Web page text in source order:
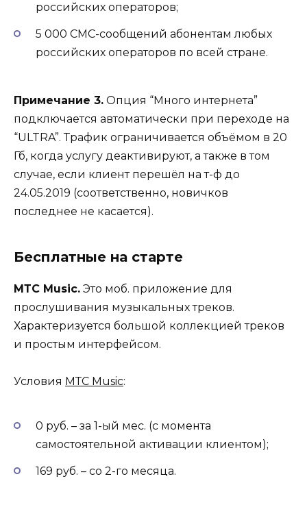
российских операторов;
5 000 СМС-сообщений абонентам любых
российских операторов по всей стране.
Примечание 3. Опция “Много интернета”
подключается автоматически при переходе на
“ULTRA”. Трафик ограничивается объёмом в 20
Гб, когда услугу деактивируют, а также в том
случае, если клиент перешёл на т-ф до
24.05.2019 (соответственно, новичков
последнее не касается).
Бесплатные на старте
МТС Music. Это моб. приложение для
прослушивания музыкальных треков.
Характеризуется большой коллекцией треков
и простым интерфейсом.
Условия МТС Music:
0 руб. – за 1-ый мес. (с момента
самостоятельной активации клиентом);
169 руб. – со 2-го месяца.